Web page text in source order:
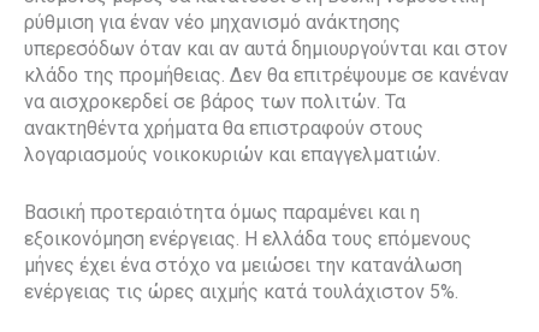
ρύθμιση για έναν νέο μηχανισμό ανάκτησης
υπερεσόδων όταν και αν αυτά δημιουργούνται και στον
κλάδο της προμήθειας. Δεν θα επιτρέψουμε σε κανέναν
να αισχροκερδεί σε βάρος των πολιτών. Τα
ανακτηθέντα χρήματα θα επιστραφούν στους
λογαριασμούς νοικοκυριών και επαγγελματιών.
Βασική προτεραιότητα όμως παραμένει και η
εξοικονόμηση ενέργειας. Η ελλάδα τους επόμενους
μήνες έχει ένα στόχο να μειώσει την κατανάλωση
ενέργειας τις ώρες αιχμής κατά τουλάχιστον 5%.